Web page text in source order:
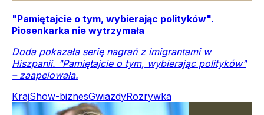
"Pamiętajcie o tym, wybierając polityków".
Piosenkarka nie wytrzymała
Doda pokazała serię nagrań z imigrantami w
Hiszpanii. "Pamiętajcie o tym, wybierając polityków"
– zaapelowała.
KrajShow-biznesGwiazdyRozrywka